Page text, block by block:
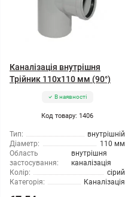
Каналізація внутрішня
Трійник 110x110 мм (90°)
В наявності
Код товару: 1406
Тип:
внутрішній
Діаметр:
110 мм
Область
застосування:
внутрішня
каналізація
Колір:
сірий
Категорія:
Каналізація